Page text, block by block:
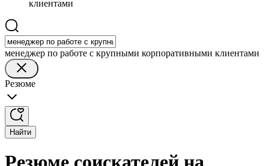
клиентами
менеджер по работе с крупными корпоративными клиентами
Резюме
Найти